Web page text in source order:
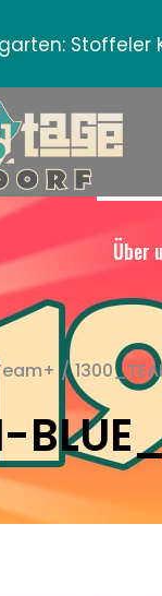
Stoffeler
Über
/